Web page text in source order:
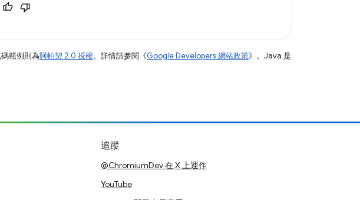
碼範例則為阿帕契 2.0 授權。詳情請參閱《Google Developers 網站政策》。Java 是
追蹤
@ChromiumDev 在 X 上運作
YouTube